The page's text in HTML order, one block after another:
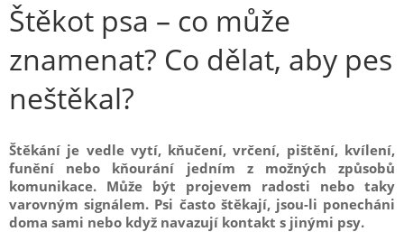
Štěkot psa – co může
znamenat? Co dělat, aby pes
neštěkal?
Štěkání je vedle vytí, kňučení, vrčení, pištění, kvílení,
funění nebo kňourání jedním z možných způsobů
komunikace. Může být projevem radosti nebo taky
varovným signálem. Psi často štěkají, jsou-li ponecháni
doma sami nebo když navazují kontakt s jinými psy.